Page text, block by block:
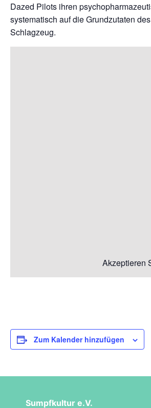
Dazed Pilots ihren
systematisch auf die Grundzutaten
Schlagzeug.
Akzeptieren
Zum Kalender hinzufügen
Sumpfkultur e.V.